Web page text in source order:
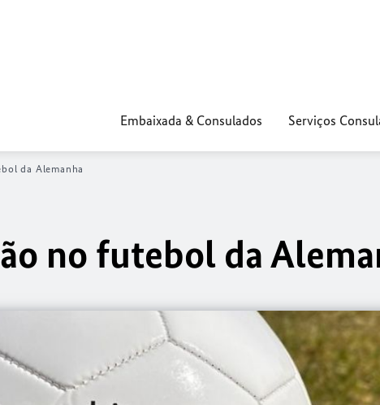
Embaixada & Consulados Serviços
da Alemanha
no futebol da